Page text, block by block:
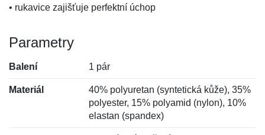
• rukavice zajišťuje perfektní úchop
Parametry
Balení 1 pár
Materiál
40% polyuretan (syntetická kůže), 35%
polyester, 15% polyamid (nylon), 10%
elastan (spandex)